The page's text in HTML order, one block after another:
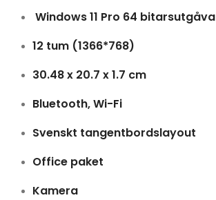
Windows 11 Pro 64 bitarsutgåva
12 tum (1366*768)
30.48 x 20.7 x 1.7 cm
Bluetooth, Wi-Fi
Svenskt tangentbordslayout
Office paket
Kamera